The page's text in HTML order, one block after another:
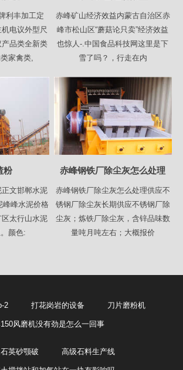
利丰加工定
电议外型尺
品类全新类
家禽类,
赤峰矿山经济效益内蒙古自治区赤
峰市松山区“蘑菇论只卖”经济效益
也惊人-.中国食品科技网这里是下
雪了吗？，行走在内
粉
文邯郸水泥
峰峰水泥价格
太行山水泥
颜色:
赤峰钢铁厂除尘灰怎么处理
赤峰钢铁厂除尘灰怎么处理供应不
锈钢厂除尘灰长期供应不锈钢厂除
尘灰；炼铁厂除尘灰，含锌品味数
量吨月吨左右；大概报价
2 打花岗岩的设备 刀片磨粉机
风磨机没有劲是怎么一回事
英砂颚破 高级石料生产线